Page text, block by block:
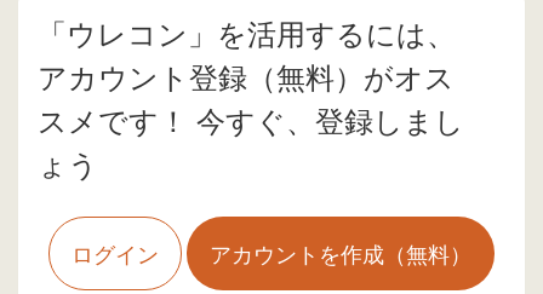
「ウレコン」を活用するには、
アカウント登録（無料）がオス
スメです！ 今すぐ、登録しまし
ょう
ログイン アカウントを作成（無料）